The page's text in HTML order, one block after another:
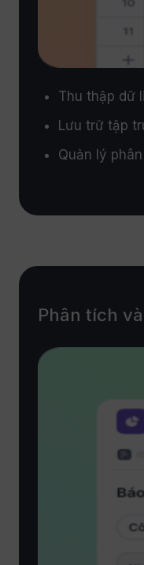
Thu thập dữ
Lưu trữ tập
Quản lý
Phân tích